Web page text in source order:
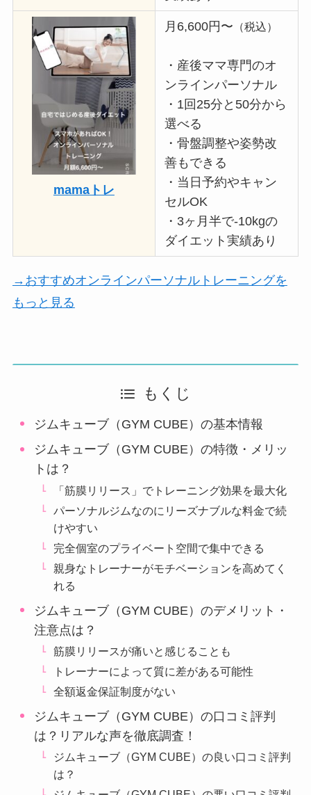
mamaトレ
月6,600円〜 （税込）
・産後ママ専門のオ
ンラインパーソナル
・1回25分と50分から
選べる
・骨盤調整や姿勢改
善もできる
・当日予約やキャン
セルOK
・3ヶ月半で-10kgの
ダイエット実績あり
→おすすめオンラインパーソナルトレーニングを
もっと見る
もくじ
ジムキューブ（GYM CUBE）の基本情報
ジムキューブ（GYM CUBE）の特徴・メリッ
トは？
「筋膜リリース」でトレーニング効果を最大化
パーソナルジムなのにリーズナブルな料金で続
けやすい
完全個室のプライベート空間で集中できる
親身なトレーナーがモチベーションを高めてく
れる
ジムキューブ（GYM CUBE）のデメリット・
注意点は？
筋膜リリースが痛いと感じることも
トレーナーによって質に差がある可能性
全額返金保証制度がない
ジムキューブ（GYM CUBE）の口コミ評判
は？リアルな声を徹底調査！
ジムキューブ（GYM CUBE）の良い口コミ評判
は？